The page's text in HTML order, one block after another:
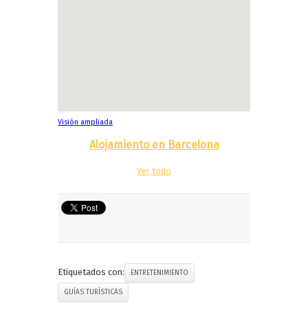
Visión ampliada
Alojamiento en Barcelona
Ver todo
Etiquetados con: ENTRETENIMIENTO
GUÍAS TURÍSTICAS